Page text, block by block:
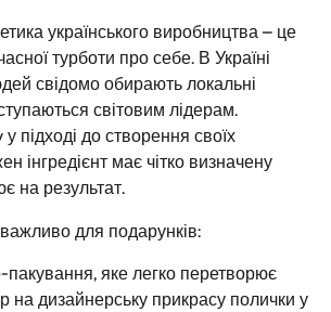
українського виробництва – це
турботи про себе. В Україні
свідомо обирають локальні
світовим лідерам.
у підході до створення своїх
інгредієнт має чітко визначену
на результат.
для подарунків:
яке легко перетворює
на дизайнерську прикрасу полички у